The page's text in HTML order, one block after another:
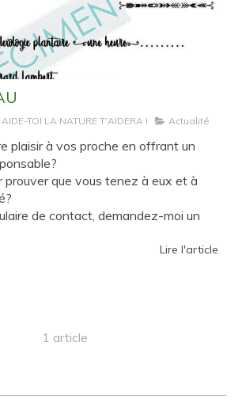
AIDE-TOI LA NATURE T'AIDERA ! Actualité
plaisir à vos proche en offrant un
prouver que vous tenez à eux et à
de contact, demandez-moi un
Lire l'article
1 article